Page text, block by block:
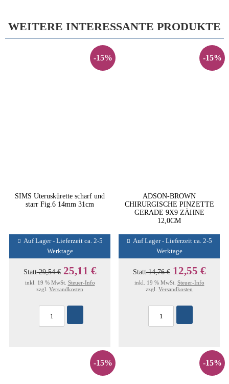
WEITERE INTERESSANTE PRODUKTE
-15%
SIMS Uteruskürette scharf und
starr Fig.6 14mm 31cm
Auf Lager - Lieferzeit ca. 2-5
Werktage
Statt29,54 € 25,11 €
inkl. 19 % MwSt. Steuer-Info
zzgl. Versandkosten
-15%
ADSON-BROWN
CHIRURGISCHE PINZETTE
GERADE 9X9 ZÄHNE
12,0CM
Auf Lager - Lieferzeit ca. 2-5
Werktage
Statt14,76 € 12,55 €
inkl. 19 % MwSt. Steuer-Info
zzgl. Versandkosten
-15% -15%